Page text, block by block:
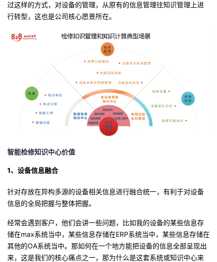
过这样的方式，对设备的管理，从原有的信息管理往知识管理上进
行转型，这也是公司核心愿景所在。
智能检修知识中心价值
1、设备信息融合
针对存放在异构多源的设备相关信息进行融合统一，有利于对设备
信息的全局把握与整体把握。
经常会遇到客户，他们会讲一些问题，比如我的设备的某些信息存
储在max系统当中，某些信息存储在ERP系统当中，某些信息存储在
其他的OA系统当中。那如何在一个地方能把设备的信息全部呈现出
来，这是我们的核心痛点之一，那为什么是这套系统或知识中心来